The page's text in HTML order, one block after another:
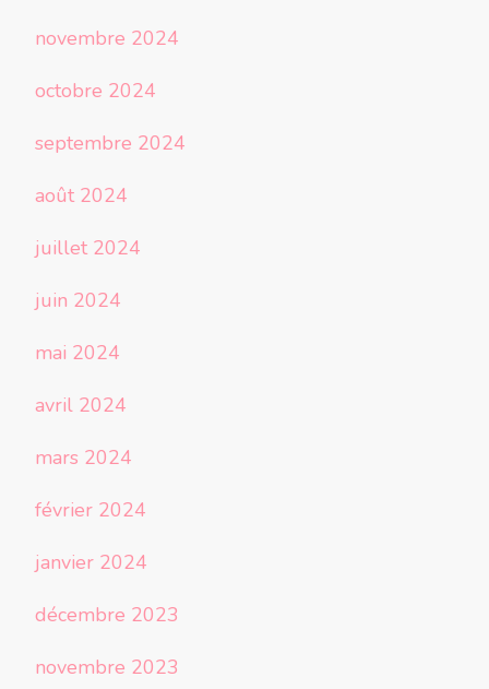
novembre 2024
octobre 2024
septembre 2024
août 2024
juillet 2024
juin 2024
mai 2024
avril 2024
mars 2024
février 2024
janvier 2024
décembre 2023
novembre 2023